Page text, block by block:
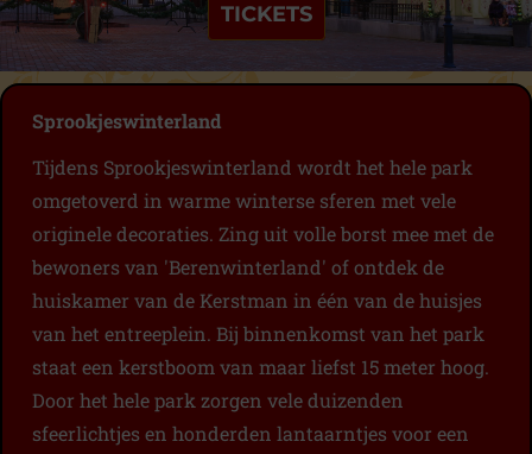
TICKETS
Sprookjeswinterland
Tijdens Sprookjeswinterland wordt het hele park
omgetoverd in warme winterse sferen met vele
originele decoraties. Zing uit volle borst mee met de
bewoners van 'Berenwinterland' of ontdek de
huiskamer van de Kerstman in één van de huisjes
van het entreeplein. Bij binnenkomst van het park
staat een kerstboom van maar liefst 15 meter hoog.
Door het hele park zorgen vele duizenden
sfeerlichtjes en honderden lantaarntjes voor een